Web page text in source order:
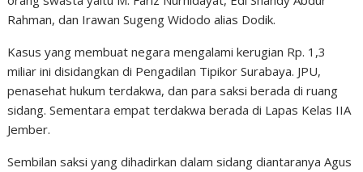
Rahman, dan Irawan Sugeng Widodo alias Dodik.
Kasus yang membuat negara mengalami kerugian Rp. 1,3
miliar ini disidangkan di Pengadilan Tipikor Surabaya. JPU,
penasehat hukum terdakwa, dan para saksi berada di ruang
sidang. Sementara empat terdakwa berada di Lapas Kelas IIA
Jember.
Sembilan saksi yang dihadirkan dalam sidang diantaranya Agus